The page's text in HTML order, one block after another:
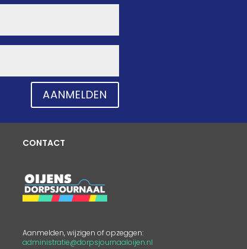
AANMELDEN
CONTACT
Aanmelden, wijzigen of opzeggen:
administratie@dorpsjournaaloijen.nl